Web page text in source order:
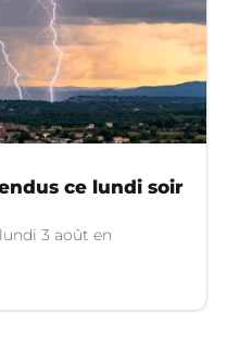
ce lundi soir
3 août en